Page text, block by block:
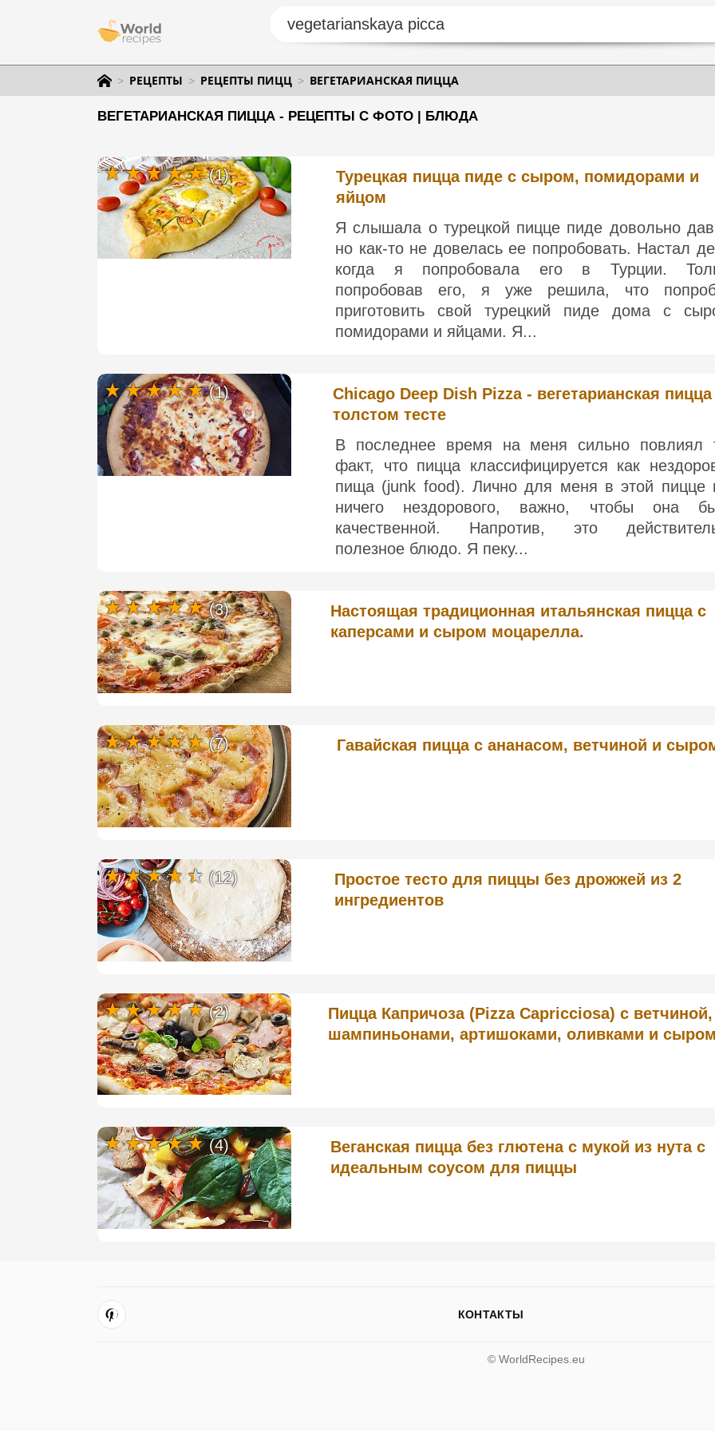
РЕЦЕПТЫ РЕЦЕПТЫ ПИЦЦ ВЕГЕТАРИАНСКАЯ ПИЦЦА
ВЕГЕТАРИАНСКАЯ ПИЦЦА - РЕЦЕПТЫ С ФОТО | БЛЮДА
Турецкая пицца пиде с сыром, помидорами и
яйцом
Я слышала о турецкой пицце пиде довольно
но как-то не довелась ее попробовать. Настал
когда я попробовала его в Турции.
попробовав его, я уже решила, что
приготовить свой турецкий пиде дома с
помидорами и яйцами. Я...
(1)
Chicago Deep Dish Pizza - вегетарианская
толстом тесте
В последнее время на меня сильно повлиял
факт, что пицца классифицируется как
пища (junk food). Лично для меня в этой пицце
ничего нездорового, важно, чтобы она
качественной. Напротив, это
полезное блюдо. Я пеку...
(1)
Настоящая традиционная итальянская пицца с
каперсами и сыром моцарелла.
(3)
Гавайская пицца с ананасом, ветчиной и
(7)
Простое тесто для пиццы без дрожжей из 2
ингредиентов
(12)
Пицца Капричоза (Pizza Capricciosa) с ветчиной,
шампиньонами, артишоками, оливками и
(2)
Веганская пицца без глютена с мукой из нута с
идеальным соусом для пиццы
(4)
КОНТАКТЫ
© WorldRecipes.eu